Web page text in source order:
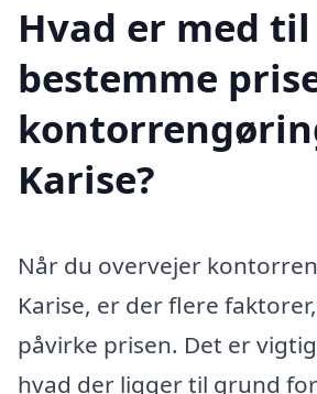
Hvad er med
bestemme
Karise?
Når du overvejer
Karise, er der flere
påvirke prisen. Det er
hvad der ligger til grund for